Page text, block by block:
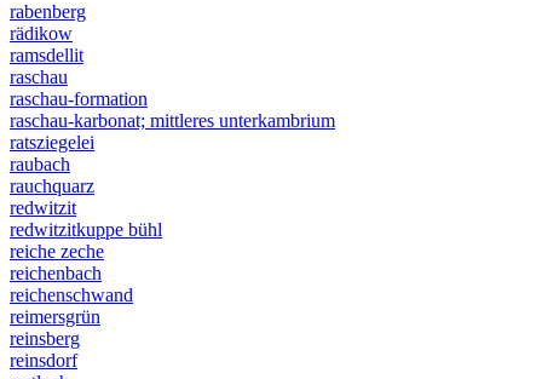
rabenberg
rädikow
ramsdellit
raschau
raschau-formation
raschau-karbonat; mittleres unterkambrium
ratsziegelei
raubach
rauchquarz
redwitzit
redwitzitkuppe bühl
reiche zeche
reichenbach
reichenschwand
reimersgrün
reinsberg
reinsdorf